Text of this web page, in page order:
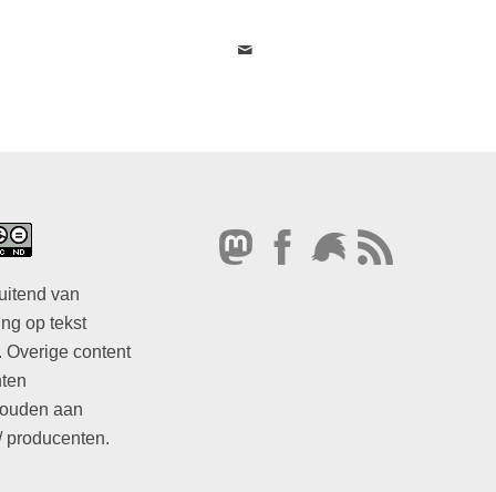
van
op tekst
Overige content
aan
producenten.